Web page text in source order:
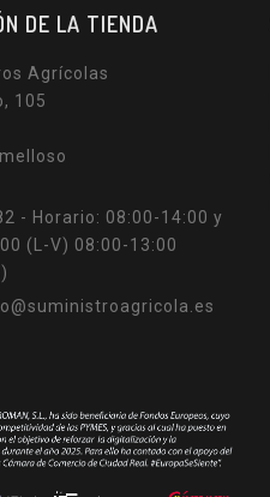
DE LA TIENDA
Agrícolas
105
- Horario: 08:00-14:00 y
(L-V) 08:00-13:00